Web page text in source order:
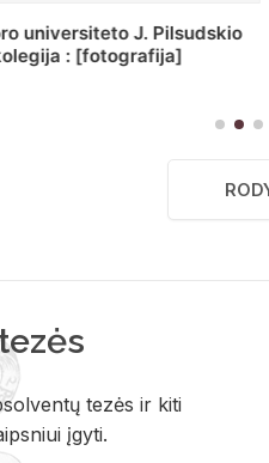
ir duomenys apie Selcų
vienuolyną, Rečycos pav.]
tezės ir kiti
įgyti.